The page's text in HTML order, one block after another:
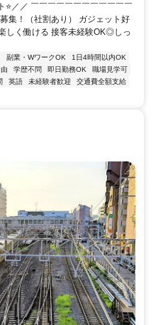
⭐／／ ￣￣￣￣￣￣￣￣￣￣￣￣
集！（社割あり） ガジェット好
しく働ける 接客未経験OK◎しっ
副業・WワークOK
1日4時間以内OK
学歴不問 即日勤務OK
職場見学可
英語 未経験者歓迎
交通費全額支給